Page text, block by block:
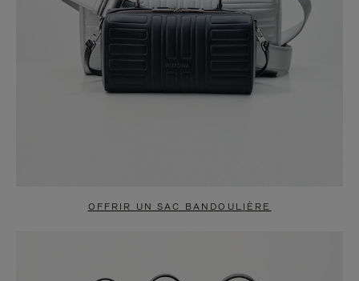
OFFRIR UN SAC BANDOULIÈRE